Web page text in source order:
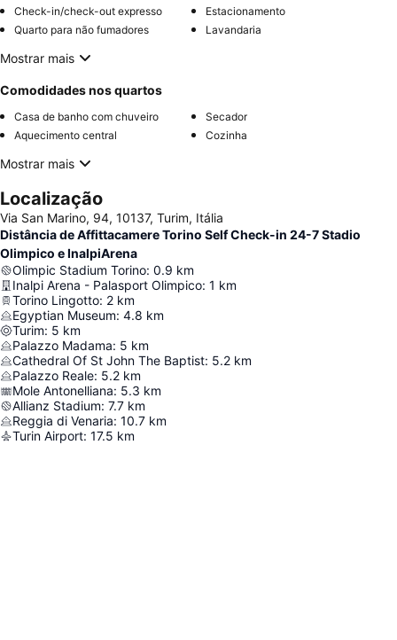
Check-in/check-out expresso
Estacionamento
Quarto para não fumadores
Lavandaria
Mostrar mais
Comodidades nos quartos
Casa de banho com chuveiro
Secador
Aquecimento central
Cozinha
Mostrar mais
Localização
Via San Marino, 94, 10137, Turim, Itália
Distância de Affittacamere Torino Self Check-in 24-7 Stadio
Olimpico e InalpiArena
Olimpic Stadium Torino: 0.9 km
Inalpi Arena - Palasport Olimpico: 1 km
Torino Lingotto: 2 km
Egyptian Museum: 4.8 km
Turim: 5 km
Palazzo Madama: 5 km
Cathedral Of St John The Baptist: 5.2 km
Palazzo Reale: 5.2 km
Mole Antonelliana: 5.3 km
Allianz Stadium: 7.7 km
Reggia di Venaria: 10.7 km
Turin Airport: 17.5 km